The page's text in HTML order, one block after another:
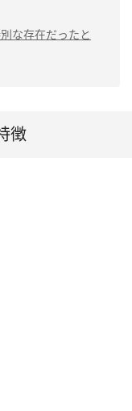
な存在だったと
徴